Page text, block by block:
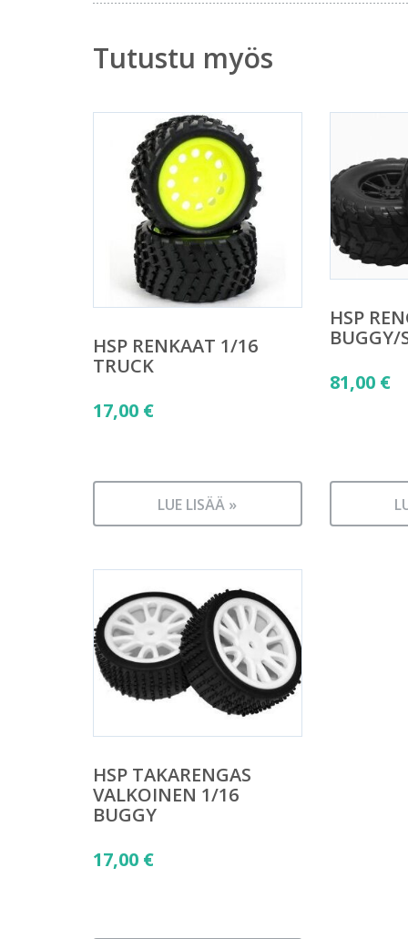
Tutustu myös
HSP RENKAAT 1/16
TRUCK
17,00 €
LUE LISÄÄ »
HSP
BUGGY/
81,00 €
HSP TAKARENGAS
VALKOINEN 1/16
BUGGY
17,00 €